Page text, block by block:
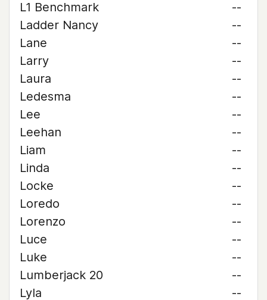
L1 Benchmark
--
Ladder Nancy
--
Lane
--
Larry
--
Laura
--
Ledesma
--
Lee
--
Leehan
--
Liam
--
Linda
--
Locke
--
Loredo
--
Lorenzo
--
Luce
--
Luke
--
Lumberjack 20
--
Lyla
--